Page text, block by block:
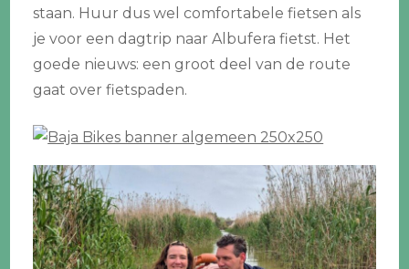
staan. Huur dus wel comfortabele fietsen als
je voor een dagtrip naar Albufera fietst. Het
goede nieuws: een groot deel van de route
gaat over fietspaden.